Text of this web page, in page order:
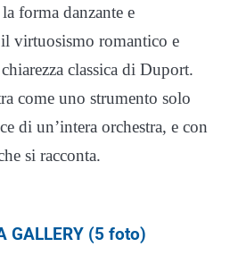
forma danzante e
virtuosismo romantico e
classica di Duport.
come uno strumento solo
di un’intera orchestra, e con
si racconta.
GALLERY (5 foto)